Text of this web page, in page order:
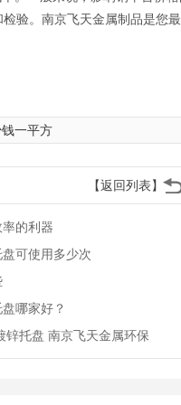
验。南京飞天金属制品是您最
一平方
【返回列表】
的利器
可使用多少次
哪家好？
锌托盘 南京飞天金属环保